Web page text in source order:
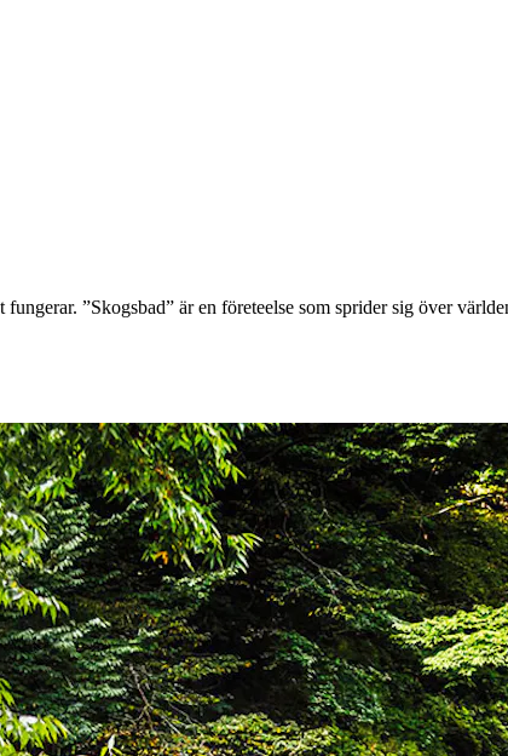
”Skogsbad” är en företeelse som sprider sig över